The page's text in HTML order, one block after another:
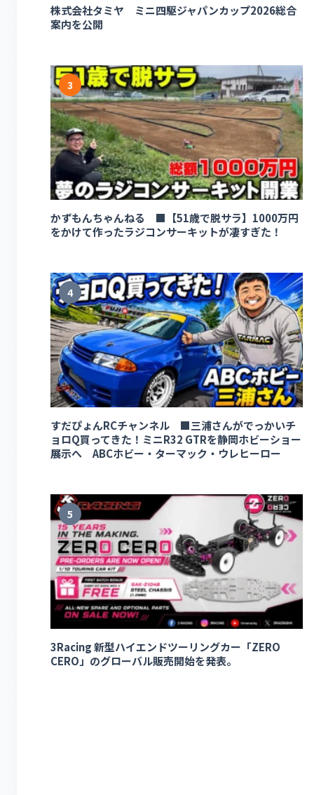
株式会社タミヤ ミニ四駆ジャパンカップ2026総合
案内を公開
3
かずもんちゃんねる ■【51歳で脱サラ】1000万円
をかけて作ったラジコンサーキットが凄すぎた！
4
すだぴょんRCチャンネル ■三浦さんがでっかいチ
ョロQ買ってきた！ミニR32 GTRを静岡ホビーショー
展示へ ABCホビー・ターマック・ウレヒーロー
5
3Racing 新型ハイエンドツーリングカー「ZERO
CERO」のグローバル販売開始を発表。